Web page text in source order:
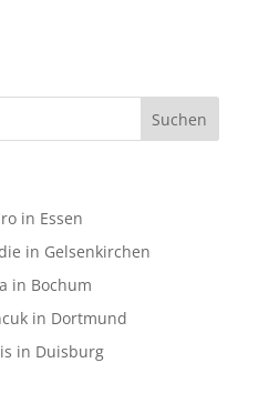
in Essen
in Gelsenkirchen
in Bochum
in Dortmund
in Duisburg